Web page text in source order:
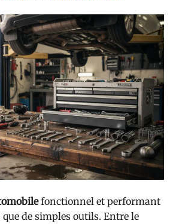
fonctionnel et performant
de simples outils. Entre le